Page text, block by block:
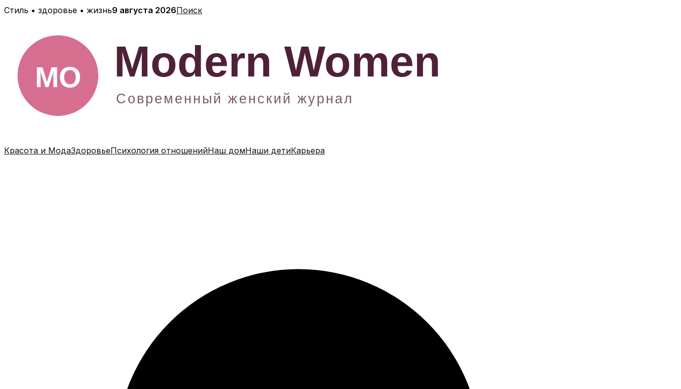
Перейти
содержимому
Стиль • здоровье • жизнь9 августа 2026Поиск
Красота и МодаЗдоровьеПсихология отношенийНаш домНаши детиКарьера